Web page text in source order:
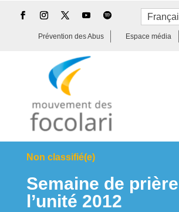
Prévention des Abus Espace média
Non classifié(e)
Semaine de
l’unité 2012